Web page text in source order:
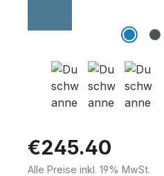
€245.40
Alle Preise inkl. 19% MwSt.